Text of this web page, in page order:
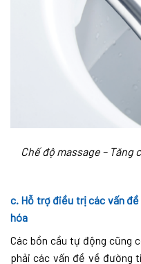
Chế độ massage –
c. Hỗ trợ điều trị các vấn
hóa
Các bồn cầu tự động cũng
phải các vấn đề về đường